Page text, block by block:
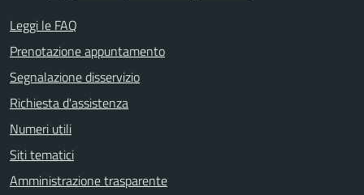
Leggi le FAQ
Prenotazione appuntamento
Segnalazione disservizio
Richiesta d'assistenza
Numeri utili
Siti tematici
Amministrazione trasparente